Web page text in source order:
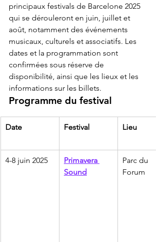
principaux festivals de Barcelone 2025
qui se dérouleront en juin, juillet et
août, notamment des événements
musicaux, culturels et associatifs. Les
dates et la programmation sont
confirmées sous réserve de
disponibilité, ainsi que les lieux et les
informations sur les billets.
Programme du festival
Date Festival Lieu
4-8 juin 2025
Primavera
Sound
Parc du
Forum